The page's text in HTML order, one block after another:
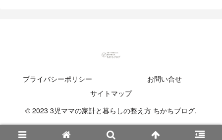
プライバシーポリシー
お問い合せ
サイトマップ
© 2023 3児ママの家計と暮らしの整え方 ちかちブログ.